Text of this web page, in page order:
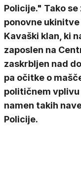
Policije." Tako
ponovne
Kavaški klan, ki
zaposlen na
zaskrbljen nad
pa očitke o
političnem
namen takih
Policije.